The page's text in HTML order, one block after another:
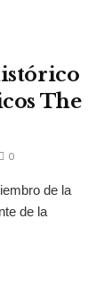
The
0
de la
de la